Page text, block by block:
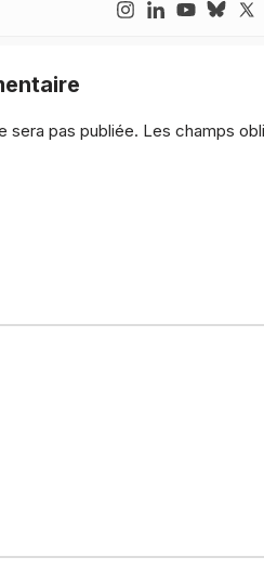
sera pas publiée. Les champs